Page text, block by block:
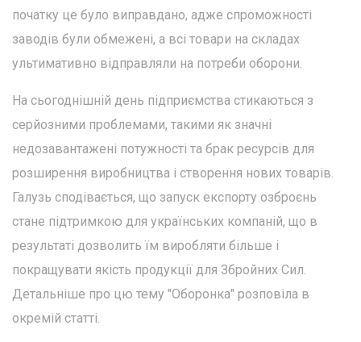
початку це було виправдано, адже спроможності
заводів були обмежені, а всі товари на складах
ультимативно відправляли на потреби оборони.
На сьогоднішній день підприємства стикаються з
серйозними проблемами, такими як значні
недозавантажені потужності та брак ресурсів для
розширення виробництва і створення нових товарів.
Галузь сподівається, що запуск експорту озброєнь
стане підтримкою для українських компаній, що в
результаті дозволить їм виробляти більше і
покращувати якість продукції для Збройних Сил.
Детальніше про цю тему "Оборонка" розповіла в
окремій статті.